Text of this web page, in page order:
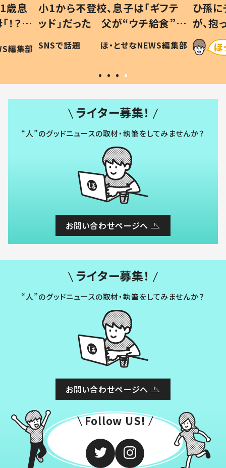
歳息
？」
編集部
小1から不登校、息子は「ギフテ
ッド」だった 父が“ウチ給食”を
作り続ける理由とは #令和の親
#令和の子
SNSで話題 ほ・とせなNEWS編集部
ひ孫
が、
「涙が
い」
ライター募集！
“人”のグッドニュースの取材・執筆をしてみませんか？
お問い合わせページへ
ライター募集！
“人”のグッドニュースの取材・執筆をしてみませんか？
お問い合わせページへ
Follow US!